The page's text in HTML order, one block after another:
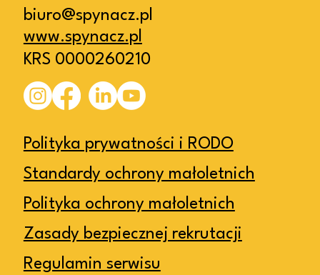
biuro@spynacz.pl
www.spynacz.pl
KRS 0000260210
Polityka prywatności i RODO
Standardy ochrony małoletnich
Polityka ochrony małoletnich
Zasady bezpiecznej rekrutacji
Regulamin serwisu